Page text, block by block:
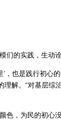
们的实践，生动
’，也是践行初心
理解。“对基层
色，为民的初心